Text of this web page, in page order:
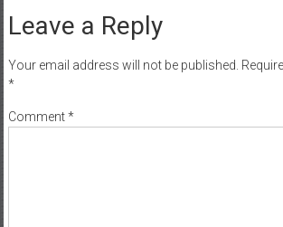
Leave a Reply
Your email address will not be published.
*
Comment*